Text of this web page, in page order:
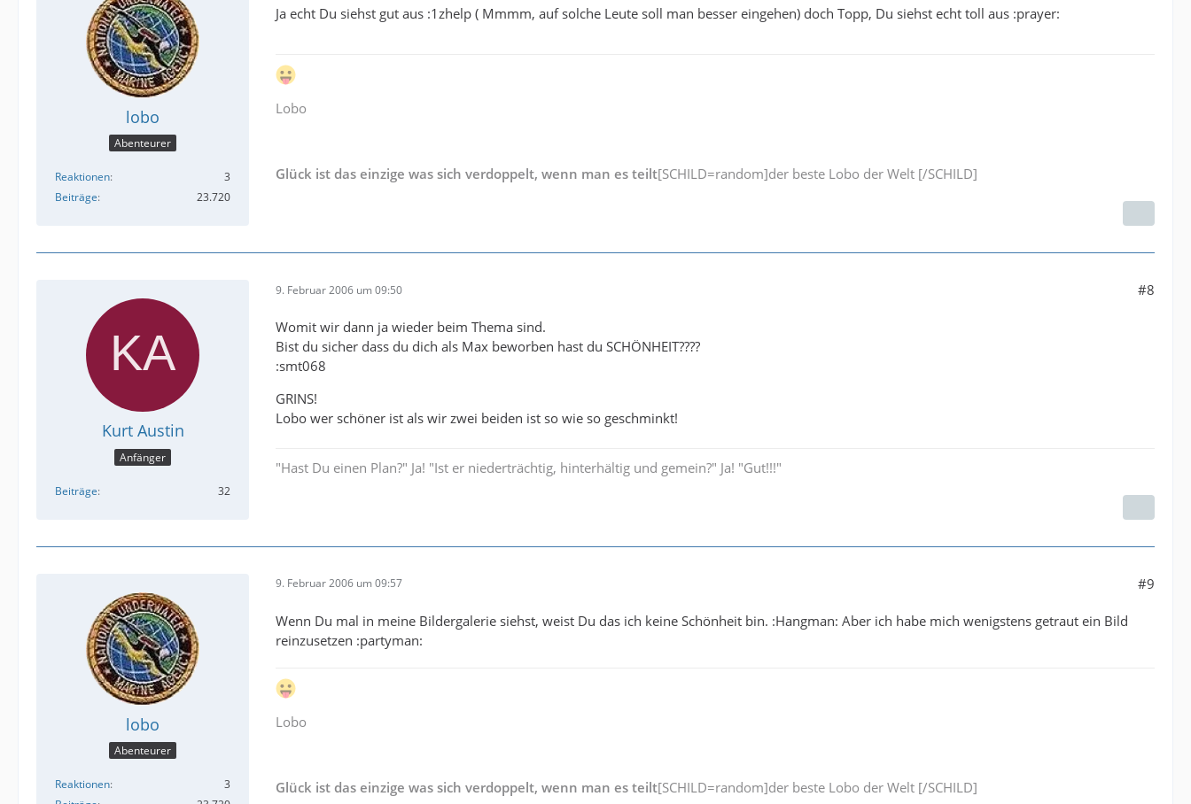
lobo
Abenteurer
Reaktionen
3
Beiträge
23.720
Ja echt Du siehst gut aus :1zhelp ( Mmmm, auf solche Leute soll man besser eingehen) doch Topp, Du siehst echt toll aus :prayer:
Lobo
Glück ist das einzige was sich verdoppelt, wenn man es teilt[SCHILD=random]der beste Lobo der Welt [/SCHILD]
Kurt Austin
Anfänger
Beiträge 32
9. Februar 2006 um 09:50 #8
Womit wir dann ja wieder beim Thema sind.
Bist du sicher dass du dich als Max beworben hast du SCHÖNHEIT????
:smt068
GRINS!
Lobo wer schöner ist als wir zwei beiden ist so wie so geschminkt!
"Hast Du einen Plan?" Ja! "Ist er niederträchtig, hinterhältig und gemein?" Ja! "Gut!!!"
lobo
Abenteurer
Reaktionen
3
9. Februar 2006 um 09:57 #9
Wenn Du mal in meine Bildergalerie siehst, weist Du das ich keine Schönheit bin. :Hangman: Aber ich habe mich wenigstens getraut ein Bild
reinzusetzen :partyman:
Lobo
Glück ist das einzige was sich verdoppelt, wenn man es teilt[SCHILD=random]der beste Lobo der Welt [/SCHILD]